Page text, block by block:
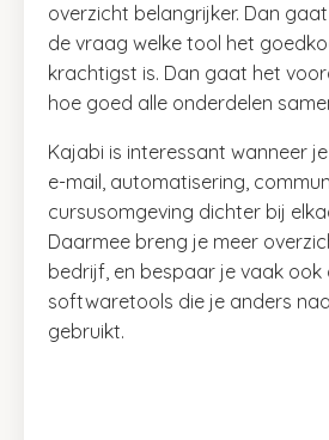
overzicht belangrijker. Dan
de vraag welke tool het
krachtigst is. Dan gaat het
hoe goed alle onderdelen
Kajabi is interessant wanneer
e-mail, automatisering,
cursusomgeving dichter bij
Daarmee breng je meer
bedrijf, en bespaar je vaak ook
softwaretools die je anders
gebruikt.